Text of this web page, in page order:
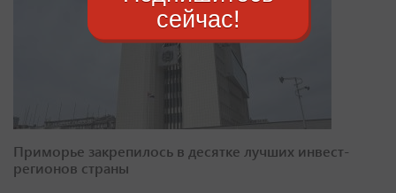
Приморье закрепилось в десятке лучших инвест-
регионов страны
сейчас!